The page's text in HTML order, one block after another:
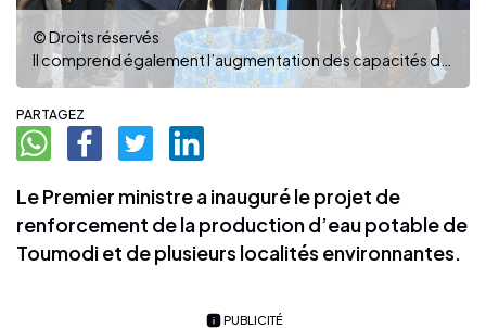
© Droits réservés
Il comprend également l’augmentation des capacités de stockage de 900m3 à 2800m3 ( ph : dr )
PARTAGEZ
Le Premier ministre a inauguré le projet de
renforcement de la production d’eau potable de
Toumodi et de plusieurs localités environnantes.
PUBLICITÉ